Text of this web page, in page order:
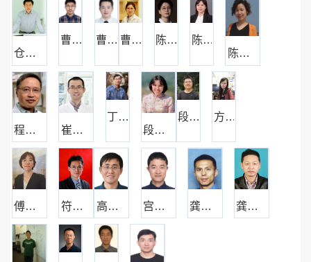
仓春蕾
曹灿 曹鹏 曹洋 陈敏
陈泉
陈宇星
程临钊 崔国梁
丁勇
段亚君
段屹 方芳
傅斌清 符传孩 高大兴 宫宁强 龚庆国 龚为民